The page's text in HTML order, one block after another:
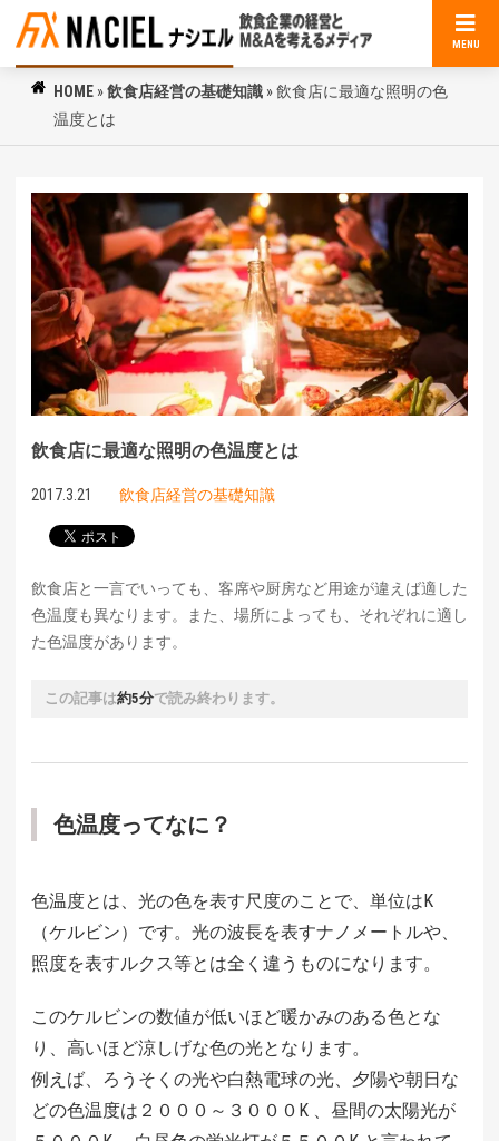
MENU
HOME »飲食店経営の基礎知識 »飲食店に最適な照明の色
温度とは
飲食店に最適な照明の色温度とは
2017.3.21 飲食店経営の基礎知識
飲食店と一言でいっても、客席や厨房など用途が違えば適した
色温度も異なります。また、場所によっても、それぞれに適し
た色温度があります。
この記事は約5分で読み終わります。
色温度ってなに？
色温度とは、光の色を表す尺度のことで、単位はK
（ケルビン）です。光の波長を表すナノメートルや、
照度を表すルクス等とは全く違うものになります。
このケルビンの数値が低いほど暖かみのある色とな
り、高いほど涼しげな色の光となります。
例えば、ろうそくの光や白熱電球の光、夕陽や朝日な
どの色温度は２０００～３０００K 、昼間の太陽光が